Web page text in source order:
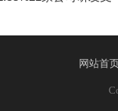
网站首